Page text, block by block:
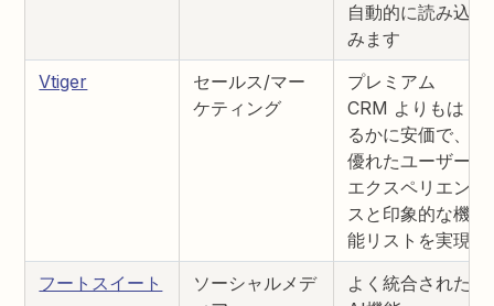
自動的に読み込
みます
Vtiger
セールス/マー
ケティング
プレミアム
CRM よりもは
るかに安価で、
優れたユーザー
エクスペリエン
スと印象的な機
能リストを実現
フートスイート
ソーシャルメデ
よく統合された